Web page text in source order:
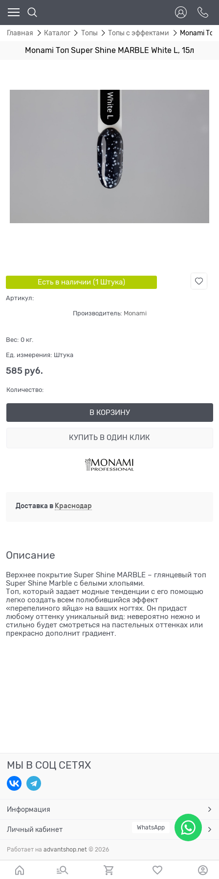
Главная Каталог Топы Топы с эффектами Monami
Monami Топ Super Shine MARBLE White L, 15л
Есть в наличии (1 Штука)
Артикул:
Производитель: Monami
Вес: 0 кг.
Ед. измерения: Штука
585 руб.
Количество:
В КОРЗИНУ
КУПИТЬ В ОДИН КЛИК
Доставка в Краснодар
Описание
Верхнее покрытие Super Shine MARBLE – глянцевый топ
Super Shine Marble с белыми хлопьями.
Топ, который задает модные тенденции с его помощью
легко создать всем полюбившийся эффект
«перепелиного яйца» на ваших ногтях. Он придаст
любому оттенку уникальный вид: невероятно нежно и
стильно будет смотреться на пастельных оттенках или
прекрасно дополнит градиент.
МЫ В СОЦ СЕТЯХ
Информация
Личный кабинет
Работает на advantshop.net © 2026
WhatsApp